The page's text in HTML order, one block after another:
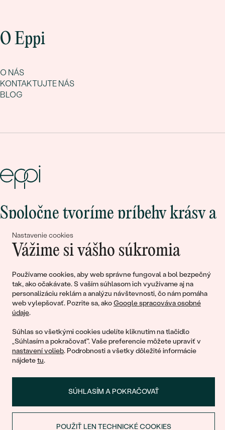
Nastavenie cookies
Vážime si vášho súkromia
Používame cookies, aby web správne fungoval a bol bezpečný
tak, ako očakávate. S vaším súhlasom ich využívame aj na
personalizáciu reklám a analýzu návštevnosti, čo nám pomáha
web vylepšovať. Pozrite sa, akoGoogle spracováva osobné
údaje.
Súhlas so všetkými cookies udelíte kliknutím na tlačidlo
„Súhlasím a pokračovať". Vaše preferencie môžete upraviť v
nastavení volieb. Podrobnosti a všetky dôležité informácie
nájdetetu.
SÚHLASÍM A POKRAČOVAŤ
POUŽIŤ LEN TECHNICKÉ COOKIES
O Eppi
O NÁS
KONTAKTUJTE NÁS
BLOG
Spoločne tvoríme príbehy krásy a
lásky
© 2011 - 2026, Eppi.sk